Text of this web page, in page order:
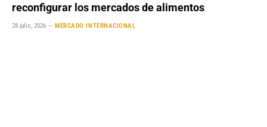
reconfigurar los mercados de alimentos
28 julio, 2026 MERCADO INTERNACIONAL